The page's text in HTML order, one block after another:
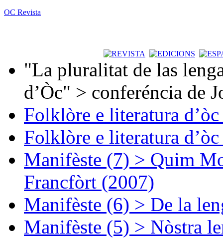
OC Revista
"La pluralitat de las
d’Òc" > conferéncia de
Folklòre e literatura
Folklòre e literatura
Manifèste (7) > Quim
Francfòrt (2007)
Manifèste (6) > De la
Manifèste (5) > Nòstra